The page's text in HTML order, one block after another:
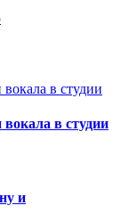
в студии
и